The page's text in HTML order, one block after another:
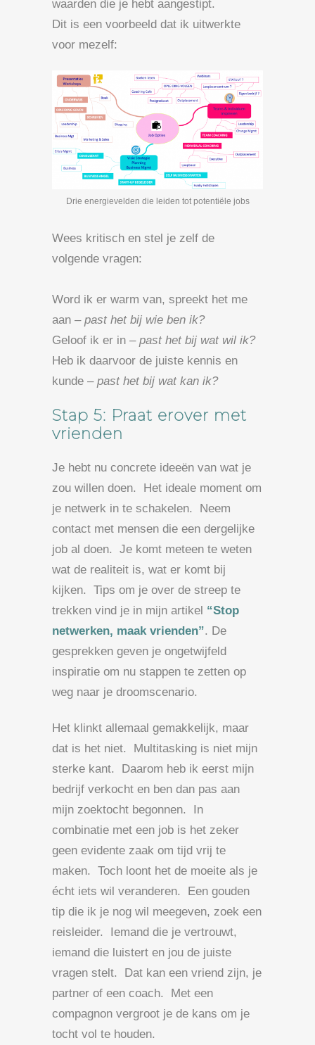
waarden die je hebt aangestipt.
Dit is een voorbeeld dat ik uitwerkte
voor mezelf:
Drie energievelden die leiden tot potentiële jobs
Wees kritisch en stel je zelf de
volgende vragen:
Word ik er warm van, spreekt het me
aan – past het bij wie ben ik?
Geloof ik er in – past het bij wat wil ik?
Heb ik daarvoor de juiste kennis en
kunde – past het bij wat kan ik?
Stap 5: Praat erover met
vrienden
Je hebt nu concrete ideeën van wat je
zou willen doen. Het ideale moment om
je netwerk in te schakelen. Neem
contact met mensen die een dergelijke
job al doen. Je komt meteen te weten
wat de realiteit is, wat er komt bij
kijken. Tips om je over de streep te
trekken vind je in mijn artikel “Stop
netwerken, maak vrienden”. De
gesprekken geven je ongetwijfeld
inspiratie om nu stappen te zetten op
weg naar je droomscenario.
Het klinkt allemaal gemakkelijk, maar
dat is het niet. Multitasking is niet mijn
sterke kant. Daarom heb ik eerst mijn
bedrijf verkocht en ben dan pas aan
mijn zoektocht begonnen. In
combinatie met een job is het zeker
geen evidente zaak om tijd vrij te
maken. Toch loont het de moeite als je
écht iets wil veranderen. Een gouden
tip die ik je nog wil meegeven, zoek een
reisleider. Iemand die je vertrouwt,
iemand die luistert en jou de juiste
vragen stelt. Dat kan een vriend zijn, je
partner of een coach. Met een
compagnon vergroot je de kans om je
tocht vol te houden.